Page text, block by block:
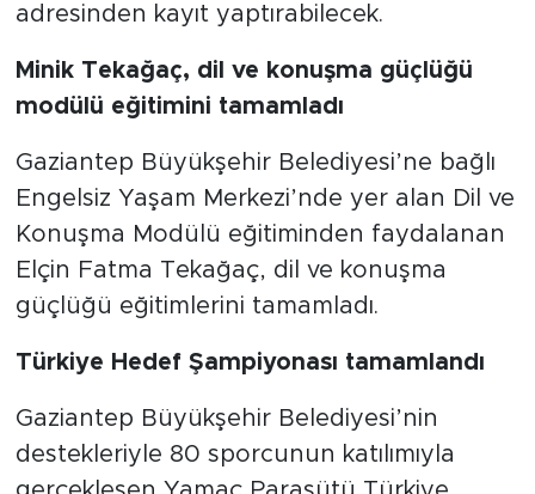
adresinden kayıt yaptırabilecek.
Minik Tekağaç, dil ve konuşma güçlüğü
modülü eğitimini tamamladı
Gaziantep Büyükşehir Belediyesi’ne bağlı
Engelsiz Yaşam Merkezi’nde yer alan Dil ve
Konuşma Modülü eğitiminden faydalanan
Elçin Fatma Tekağaç, dil ve konuşma
güçlüğü eğitimlerini tamamladı.
Türkiye Hedef Şampiyonası tamamlandı
Gaziantep Büyükşehir Belediyesi’nin
destekleriyle 80 sporcunun katılımıyla